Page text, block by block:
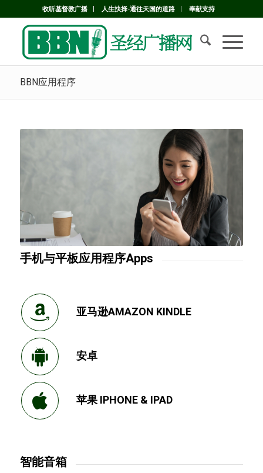
收听基督教广播 人生抉择-通往天国的道路 奉献支持
BBN应用程序
手机与平板应用程序Apps
亚马逊AMAZON KINDLE
安卓
苹果 IPHONE & IPAD
智能音箱